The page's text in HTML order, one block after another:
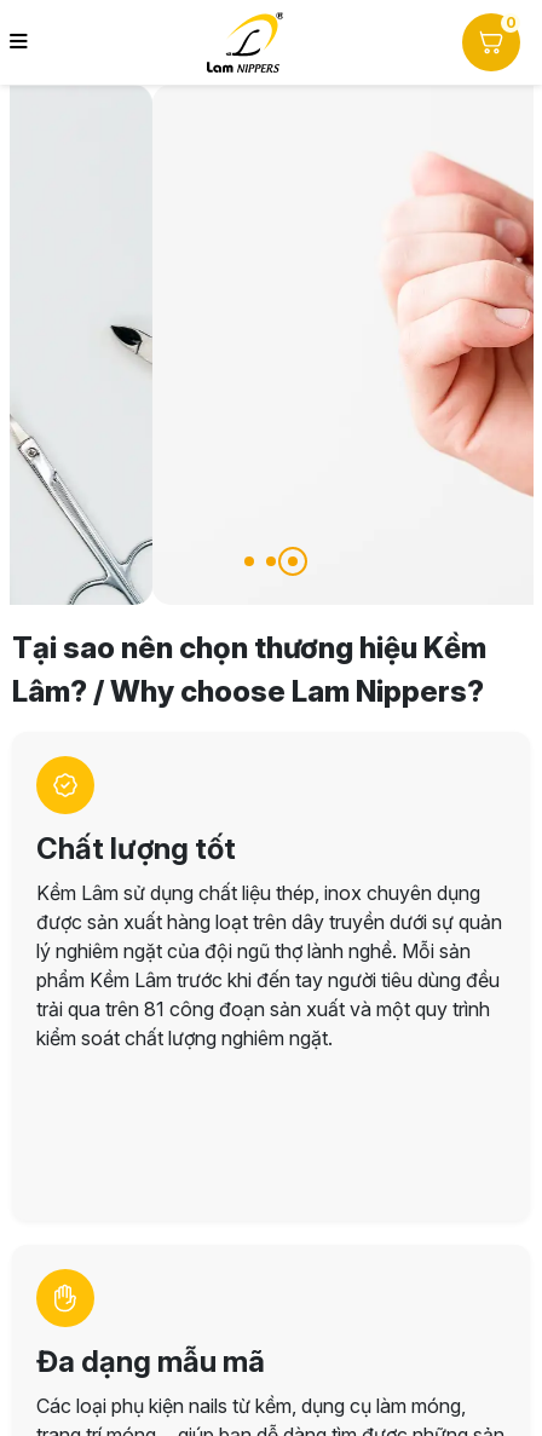
0
Thương hiệu Kềm Lâm
Tại sao nên chọn thương hiệu Kềm
Lâm? / Why choose Lam Nippers?
Chất lượng tốt
Kềm Lâm sử dụng chất liệu thép, inox chuyên dụng
được sản xuất hàng loạt trên dây truyền dưới sự quản
lý nghiêm ngặt của đội ngũ thợ lành nghề. Mỗi sản
phẩm Kềm Lâm trước khi đến tay người tiêu dùng đều
trải qua trên 81 công đoạn sản xuất và một quy trình
kiểm soát chất lượng nghiêm ngặt.
Đa dạng mẫu mã
Các loại phụ kiện nails từ kềm, dụng cụ làm móng,